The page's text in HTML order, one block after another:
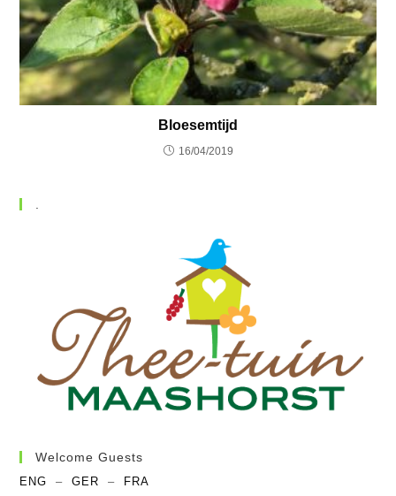
Bloesemtijd
16/04/2019
.
Welcome Guests
ENG –GER – FRA